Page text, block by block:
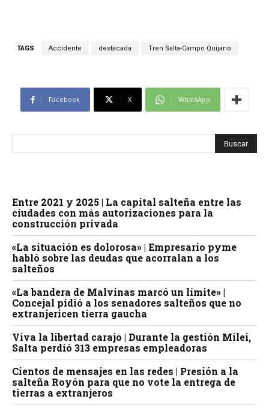
TAGS Accidente destacada Tren Salta-Campo Quijano
Facebook X WhatsApp
Entre 2021 y 2025 | La capital salteña entre las
ciudades con más autorizaciones para la
construcción privada
«La situación es dolorosa» | Empresario pyme
habló sobre las deudas que acorralan a los
salteños
«La bandera de Malvinas marcó un límite» |
Concejal pidió a los senadores salteños que no
extranjericen tierra gaucha
Viva la libertad carajo | Durante la gestión Milei,
Salta perdió 313 empresas empleadoras
Cientos de mensajes en las redes | Presión a la
salteña Royón para que no vote la entrega de
tierras a extranjeros